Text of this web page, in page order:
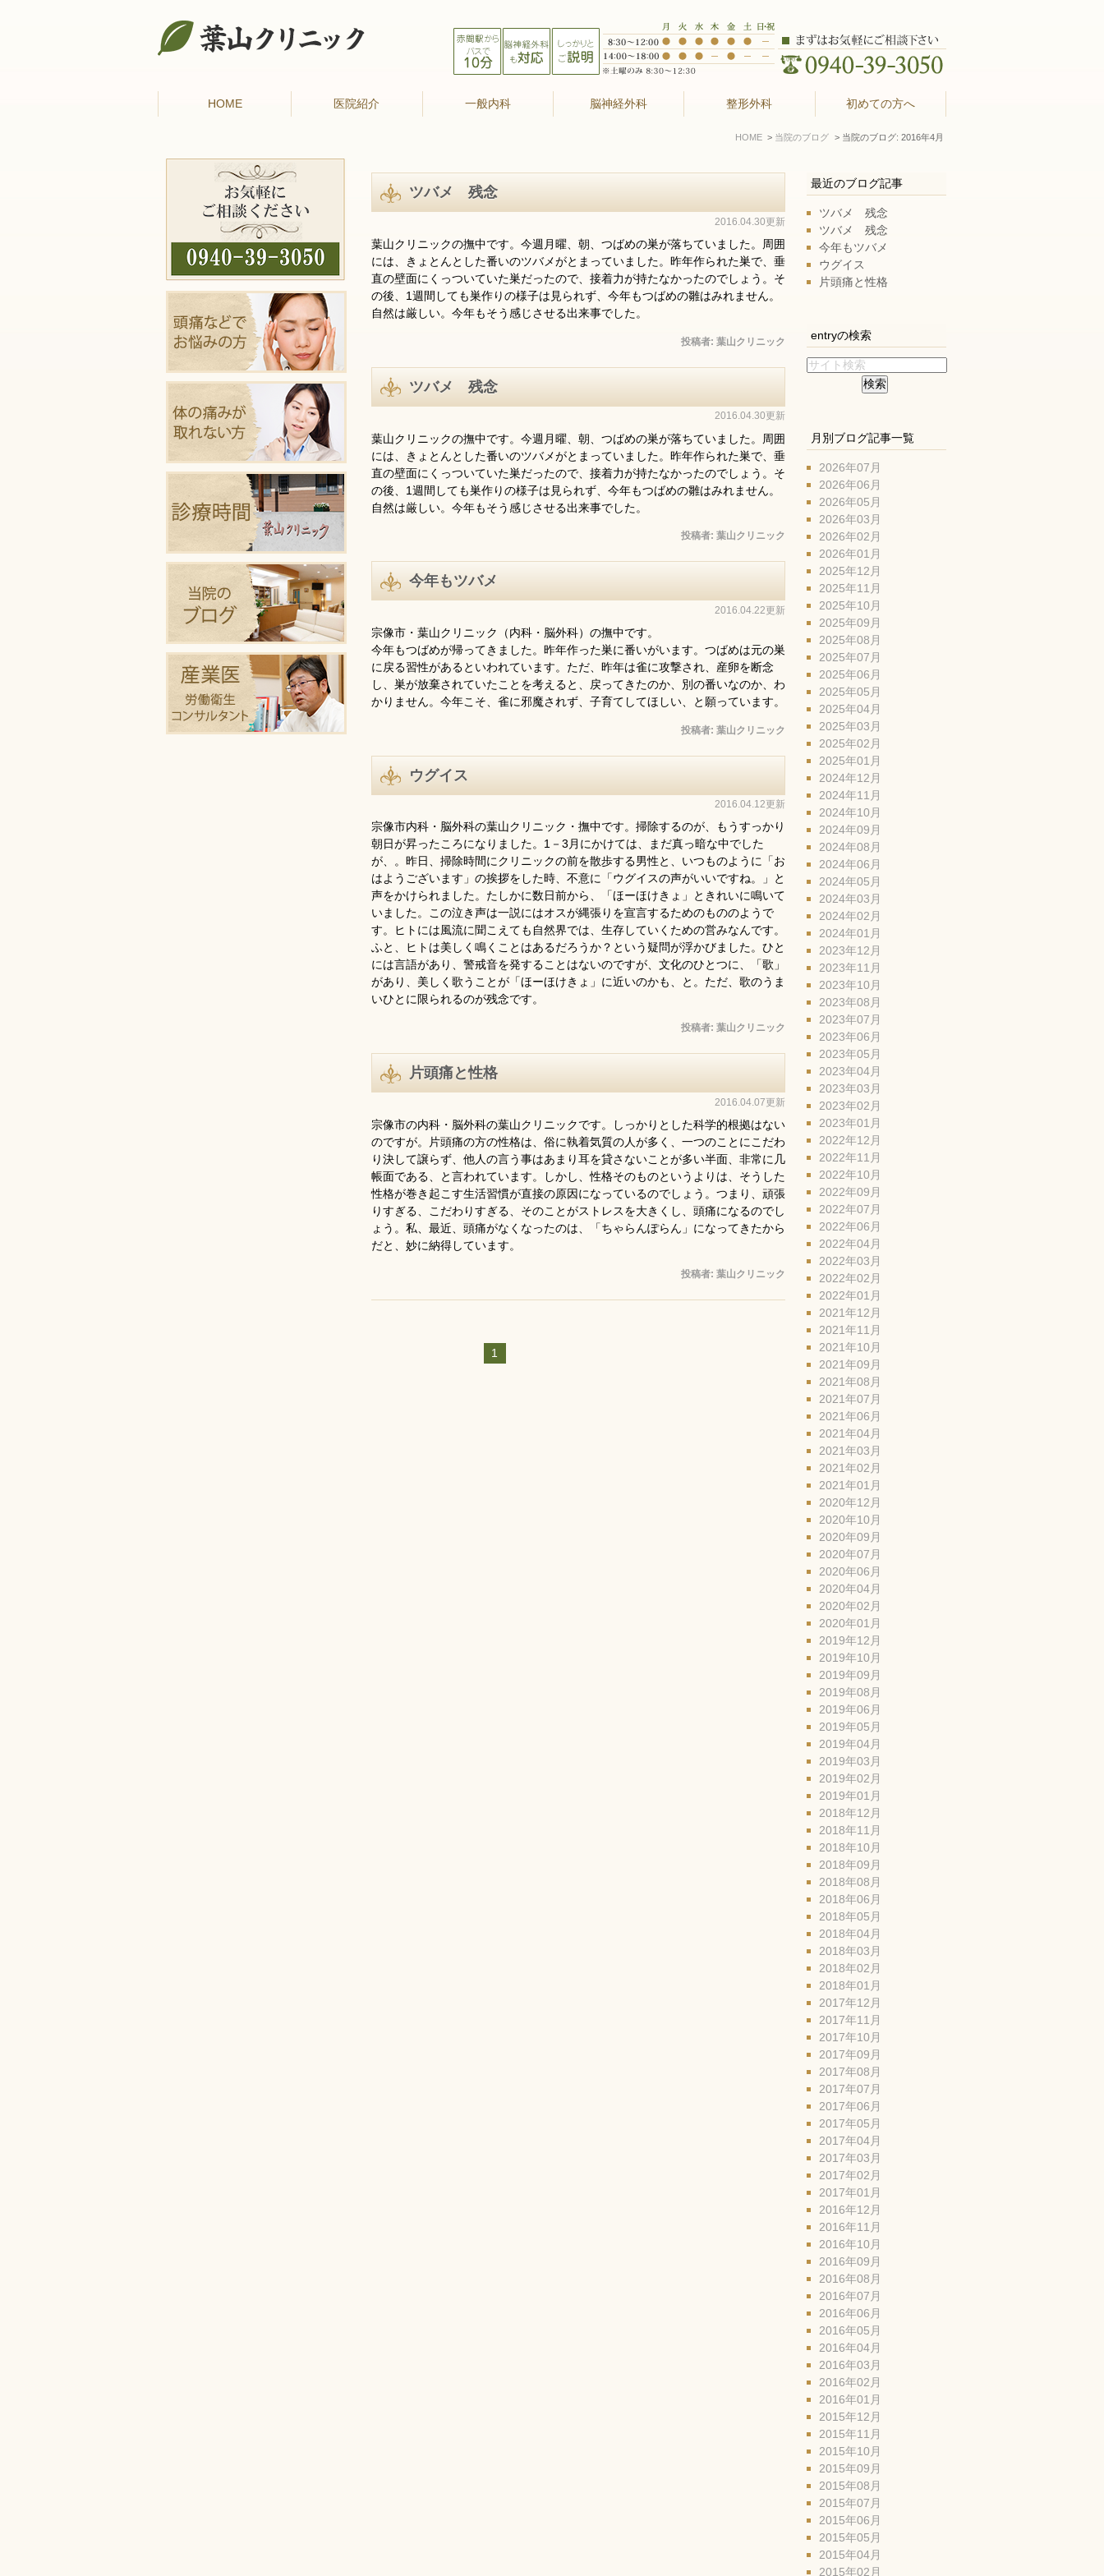
HOME 医院紹介 一般内科 脳神経外科 整形外科 初めての方へ
HOME 当院のブログ 当院のブログ: 2016年4月
ツバメ 残念
2016.04.30更新
葉山クリニックの撫中です。今週月曜、朝、つばめの巣が落ちていました。周囲
には、きょとんとした番いのツバメがとまっていました。昨年作られた巣で、垂
直の壁面にくっついていた巣だったので、接着力が持たなかったのでしょう。そ
の後、1週間しても巣作りの様子は見られず、今年もつばめの雛はみれません。
自然は厳しい。今年もそう感じさせる出来事でした。
投稿者: 葉山クリニック
ツバメ 残念
2016.04.30更新
葉山クリニックの撫中です。今週月曜、朝、つばめの巣が落ちていました。周囲
には、きょとんとした番いのツバメがとまっていました。昨年作られた巣で、垂
直の壁面にくっついていた巣だったので、接着力が持たなかったのでしょう。そ
の後、1週間しても巣作りの様子は見られず、今年もつばめの雛はみれません。
自然は厳しい。今年もそう感じさせる出来事でした。
投稿者: 葉山クリニック
今年もツバメ
2016.04.22更新
宗像市・葉山クリニック（内科・脳外科）の撫中です。
今年もつばめが帰ってきました。昨年作った巣に番いがいます。つばめは元の巣
に戻る習性があるといわれています。ただ、昨年は雀に攻撃され、産卵を断念
し、巣が放棄されていたことを考えると、戻ってきたのか、別の番いなのか、わ
かりません。今年こそ、雀に邪魔されず、子育てしてほしい、と願っています。
投稿者: 葉山クリニック
ウグイス
2016.04.12更新
宗像市内科・脳外科の葉山クリニック・撫中です。掃除するのが、もうすっかり
朝日が昇ったころになりました。1－3月にかけては、まだ真っ暗な中でした
が、。昨日、掃除時間にクリニックの前を散歩する男性と、いつものように「お
はようございます」の挨拶をした時、不意に「ウグイスの声がいいですね。」と
声をかけられました。たしかに数日前から、「ほーほけきょ」ときれいに鳴いて
いました。この泣き声は一説にはオスが縄張りを宣言するためのもののようで
す。ヒトには風流に聞こえても自然界では、生存していくための営みなんです。
ふと、ヒトは美しく鳴くことはあるだろうか？という疑問が浮かびました。ひと
には言語があり、警戒音を発することはないのですが、文化のひとつに、「歌」
があり、美しく歌うことが「ほーほけきょ」に近いのかも、と。ただ、歌のうま
いひとに限られるのが残念です。
投稿者: 葉山クリニック
片頭痛と性格
2016.04.07更新
宗像市の内科・脳外科の葉山クリニックです。しっかりとした科学的根拠はない
のですが。片頭痛の方の性格は、俗に執着気質の人が多く、一つのことにこだわ
り決して譲らず、他人の言う事はあまり耳を貸さないことが多い半面、非常に几
帳面である、と言われています。しかし、性格そのものというよりは、そうした
性格が巻き起こす生活習慣が直接の原因になっているのでしょう。つまり、頑張
りすぎる、こだわりすぎる、そのことがストレスを大きくし、頭痛になるのでし
ょう。私、最近、頭痛がなくなったのは、「ちゃらんぽらん」になってきたから
だと、妙に納得しています。
投稿者: 葉山クリニック
1
最近のブログ記事
ツバメ 残念
ツバメ 残念
今年もツバメ
ウグイス
片頭痛と性格
entryの検索
月別ブログ記事一覧
2026年07月
2026年06月
2026年05月
2026年03月
2026年02月
2026年01月
2025年12月
2025年11月
2025年10月
2025年09月
2025年08月
2025年07月
2025年06月
2025年05月
2025年04月
2025年03月
2025年02月
2025年01月
2024年12月
2024年11月
2024年10月
2024年09月
2024年08月
2024年06月
2024年05月
2024年03月
2024年02月
2024年01月
2023年12月
2023年11月
2023年10月
2023年08月
2023年07月
2023年06月
2023年05月
2023年04月
2023年03月
2023年02月
2023年01月
2022年12月
2022年11月
2022年10月
2022年09月
2022年07月
2022年06月
2022年04月
2022年03月
2022年02月
2022年01月
2021年12月
2021年11月
2021年10月
2021年09月
2021年08月
2021年07月
2021年06月
2021年04月
2021年03月
2021年02月
2021年01月
2020年12月
2020年10月
2020年09月
2020年07月
2020年06月
2020年04月
2020年02月
2020年01月
2019年12月
2019年10月
2019年09月
2019年08月
2019年06月
2019年05月
2019年04月
2019年03月
2019年02月
2019年01月
2018年12月
2018年11月
2018年10月
2018年09月
2018年08月
2018年06月
2018年05月
2018年04月
2018年03月
2018年02月
2018年01月
2017年12月
2017年11月
2017年10月
2017年09月
2017年08月
2017年07月
2017年06月
2017年05月
2017年04月
2017年03月
2017年02月
2017年01月
2016年12月
2016年11月
2016年10月
2016年09月
2016年08月
2016年07月
2016年06月
2016年05月
2016年04月
2016年03月
2016年02月
2016年01月
2015年12月
2015年11月
2015年10月
2015年09月
2015年08月
2015年07月
2015年06月
2015年05月
2015年04月
2015年02月